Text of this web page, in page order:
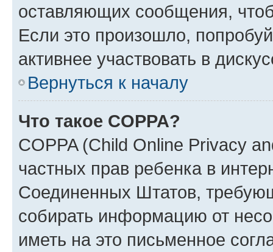
оставляющих сообщения,
Если это произошло,
активнее участвовать в
Вернуться к началу
Что такое COPPA?
COPPA (Child Online Privacy
частных прав ребенка в
Соединенных Штатов,
собирать информацию от
иметь на это письменное